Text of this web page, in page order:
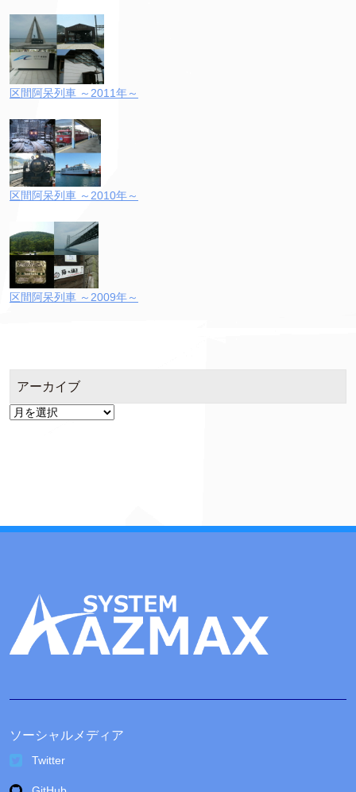
区間阿呆列車 ～2011年～
区間阿呆列車 ～2010年～
区間阿呆列車 ～2009年～
アーカイブ
ア
ソーシャルメディア
Twitter